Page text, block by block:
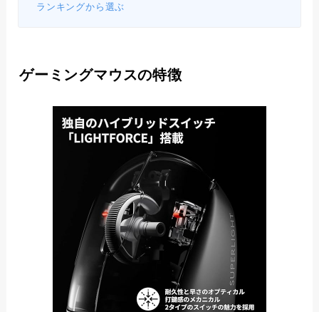
ランキングから選ぶ
ゲーミングマウスの特徴